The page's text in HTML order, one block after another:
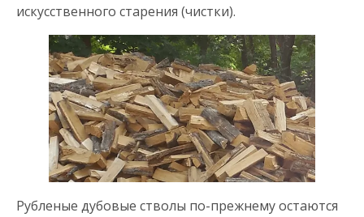
искусственного старения (чистки).
Рубленые дубовые стволы по-прежнему остаются